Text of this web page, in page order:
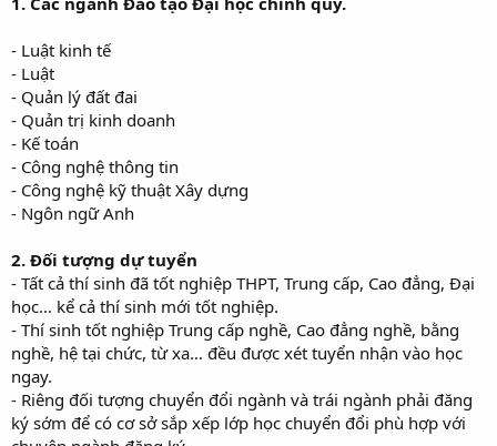
- Luật kinh tế
- Luật
- Quản lý đất đai
- Quản trị kinh doanh
- Kế toán
- Công nghệ thông tin
- Công nghệ kỹ thuật Xây dựng
- Ngôn ngữ Anh
2. Đối tượng dự tuyển
- Tất cả thí sinh đã tốt nghiệp THPT, Trung cấp, Cao đẳng, Đại
học… kể cả thí sinh mới tốt nghiệp.
- Thí sinh tốt nghiệp Trung cấp nghề, Cao đẳng nghề, bằng
nghề, hệ tại chức, từ xa… đều được xét tuyển nhận vào học
ngay.
- Riêng đối tượng chuyển đổi ngành và trái ngành phải đăng
ký sớm để có cơ sở sắp xếp lớp học chuyển đổi phù hợp với